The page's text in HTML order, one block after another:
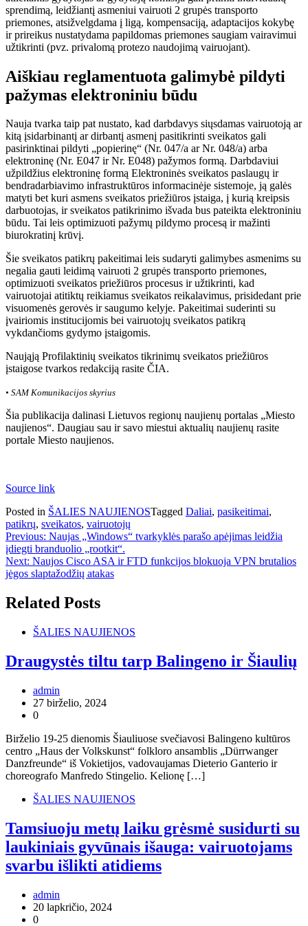
sprendimą, leidžiantį asmeniui vairuoti 2 grupės transporto
priemones, atsižvelgdama į ligą, kompensaciją, adaptacijos kokybę
ir prireikus nustatydama papildomas priemones saugiam vairavimui
užtikrinti (pvz. privalomą protezo naudojimą vairuojant).
Aiškiau reglamentuota galimybė pildyti
pažymas elektroniniu būdu
Nauja tvarka taip pat nustato, kad darbdavys siųsdamas vairuotoją ar
kitą įsidarbinantį ar dirbantį asmenį pasitikrinti sveikatos gali
pasirinktinai pildyti „popierinę“ (Nr. 047/a ar Nr. 048/a) arba
elektroninę (Nr. E047 ir Nr. E048) pažymos formą. Darbdaviui
užpildžius elektroninę formą Elektroninės sveikatos paslaugų ir
bendradarbiavimo infrastruktūros informacinėje sistemoje, ją galės
matyti bet kuri asmens sveikatos priežiūros įstaiga, į kurią kreipsis
darbuotojas, ir sveikatos patikrinimo išvada bus pateikta elektroniniu
būdu. Tai leis optimizuoti pažymų pildymo procesą ir mažinti
biurokratinį krūvį.
Šie sveikatos patikrų pakeitimai leis sudaryti galimybes asmenims su
negalia gauti leidimą vairuoti 2 grupės transporto priemones,
optimizuoti sveikatos priežiūros procesus ir užtikrinti, kad
vairuotojai atitiktų reikiamus sveikatos reikalavimus, prisidedant prie
visuomenės gerovės ir saugumo kelyje. Pakeitimai suderinti su
įvairiomis institucijomis bei vairuotojų sveikatos patikrą
vykdančioms gydymo įstaigomis.
Naująją Profilaktinių sveikatos tikrinimų sveikatos priežiūros
įstaigose tvarkos redakciją rasite ČIA.
• SAM Komunikacijos skyrius
Šia publikacija dalinasi Lietuvos regionų naujienų portalas „Miesto
naujienos“. Daugiau sau ir savo miestui aktualių naujienų rasite
portale Miesto naujienos.
Source link
Posted in ŠALIES NAUJIENOSTagged Daliai, pasikeitimai,
patikrų, sveikatos, vairuotojų
Navigacija
tarp
įrašų
Previous: Naujas „Windows“ tvarkyklės parašo apėjimas leidžia
įdiegti branduolio „rootkit“.
Next: Naujos Cisco ASA ir FTD funkcijos blokuoja VPN brutalios
jėgos slaptažodžių atakas
Related Posts
ŠALIES NAUJIENOS
Draugystės tiltu tarp Balingeno ir Šiaulių
admin
27 birželio, 2024
0
Birželio 19-25 dienomis Šiauliuose svečiavosi Balingeno kultūros
centro „Haus der Volkskunst“ folkloro ansamblis „Dürrwanger
Danzfreunde“ iš Vokietijos, vadovaujamas Dieterio Ganterio ir
choreografo Manfredo Stingelio. Kelionę […]
ŠALIES NAUJIENOS
Tamsiuoju metų laiku grėsmė susidurti su
laukiniais gyvūnais išauga: vairuotojams
svarbu išlikti atidiems
admin
20 lapkričio, 2024
0